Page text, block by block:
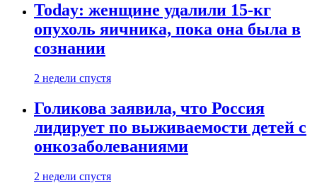
Today: женщине удалили 15-кг
опухоль яичника, пока она была в
сознании
2 недели спустя
Голикова заявила, что Россия
лидирует по выживаемости детей с
онкозаболеваниями
2 недели спустя